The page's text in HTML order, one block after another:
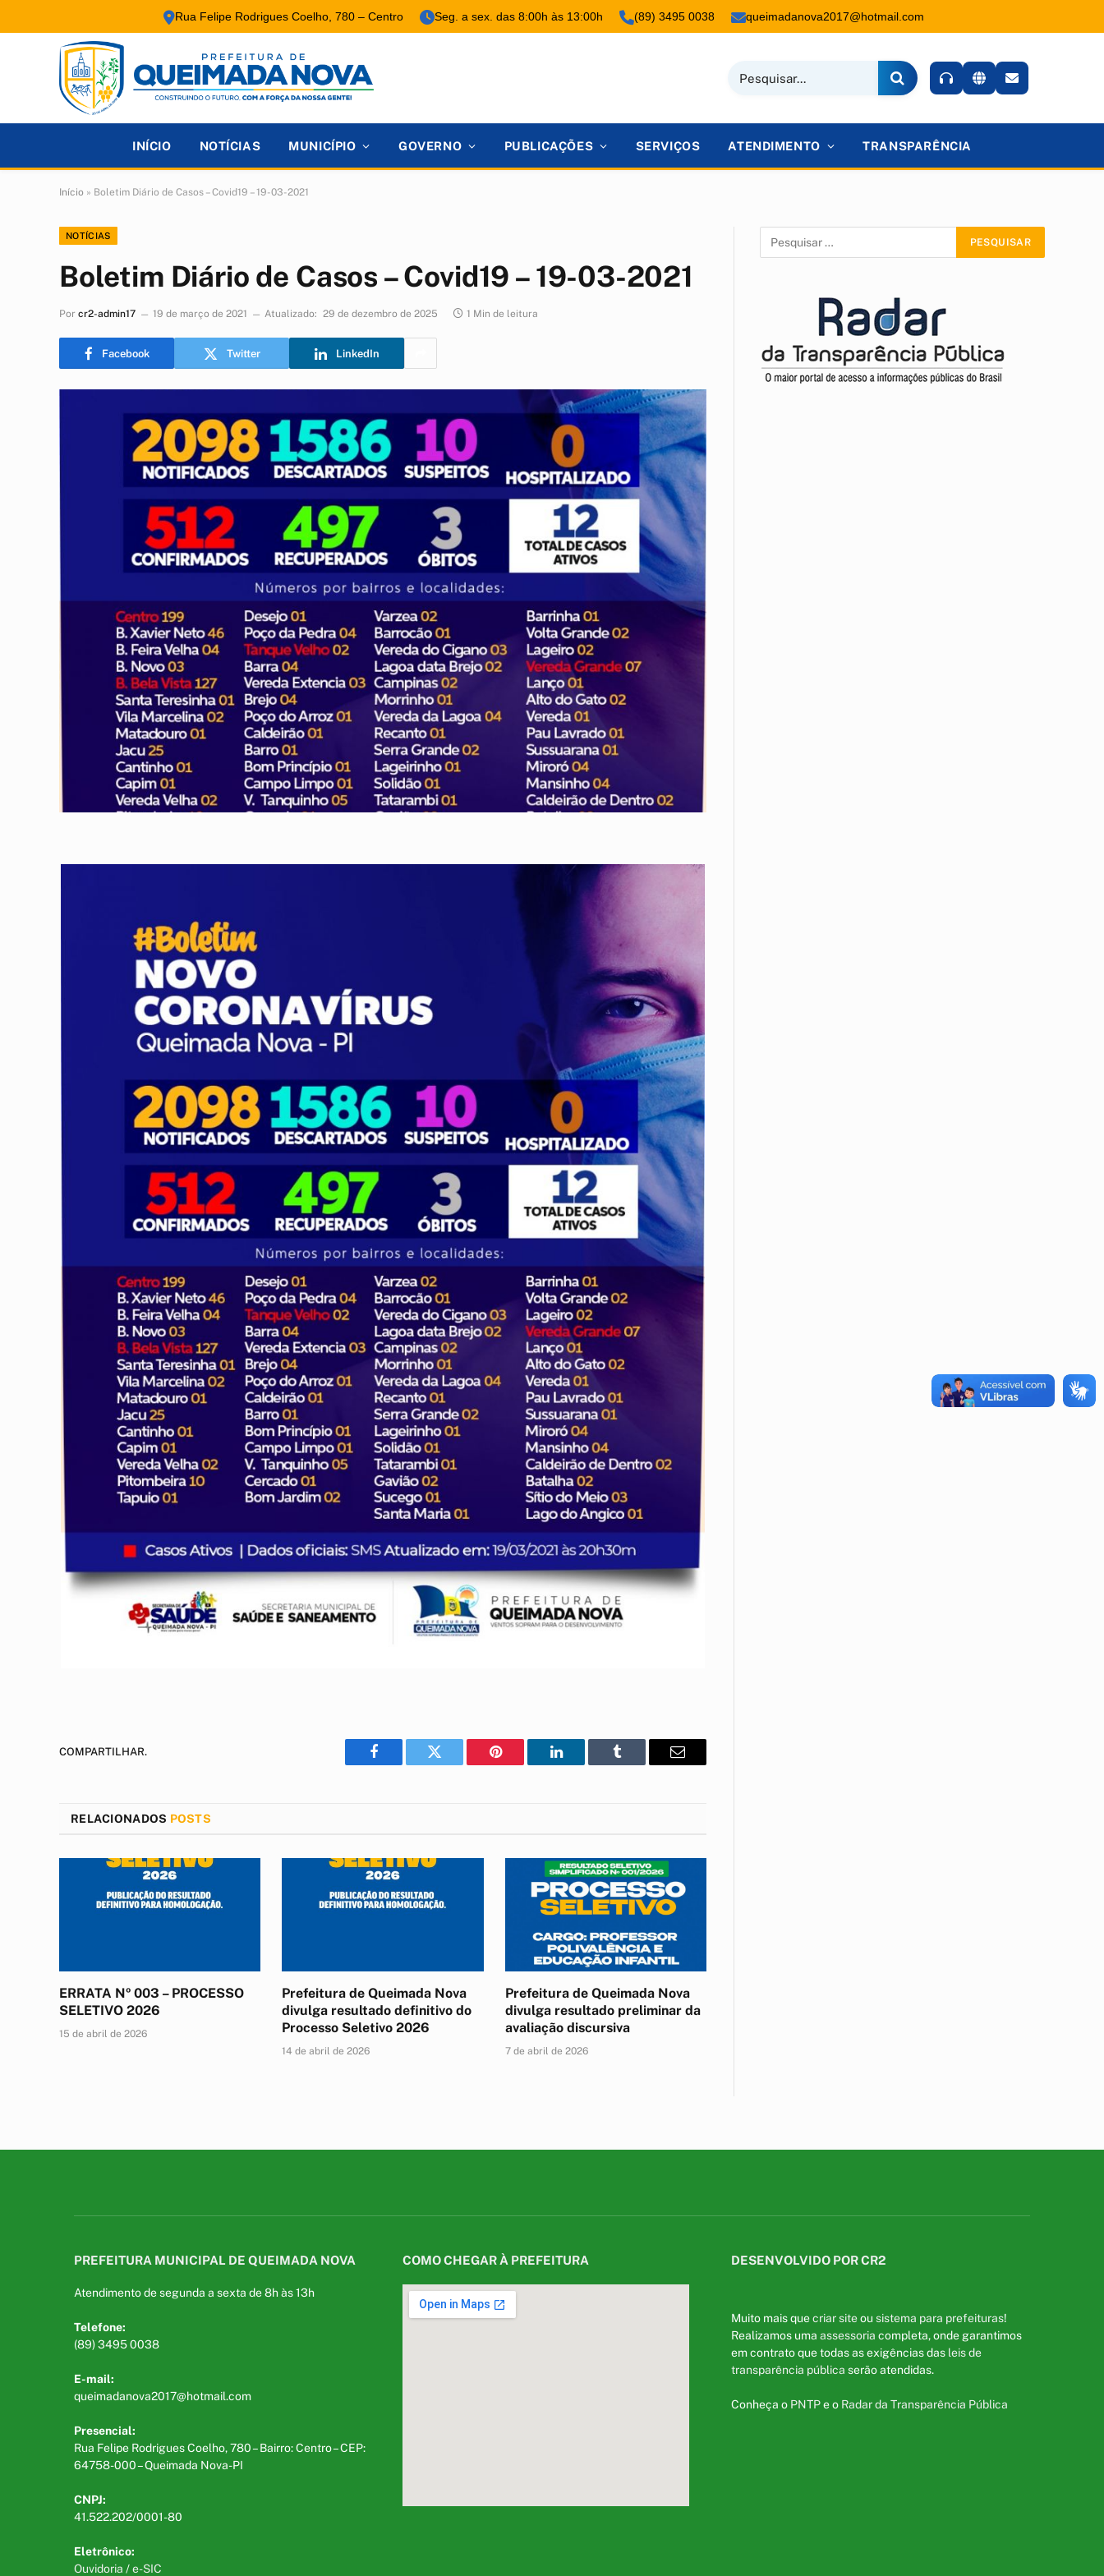
Rua Felipe Rodrigues Coelho, 780 – Centro Seg. a sex. das 8:00h às 13:00h (89) 3495 0038 queimadanova2017@hotmail.com
INÍCIO NOTÍCIAS MUNICÍPIO GOVERNO PUBLICAÇÕES SERVIÇOS ATENDIMENTO TRANSPARÊNCIA
Início » Boletim Diário de Casos – Covid19 – 19-03-2021
NOTÍCIAS
Boletim Diário de Casos – Covid19 – 19-03-2021
Por cr2-admin17 19 de março de 2021 Atualizado: 29 de dezembro de 2025 1 Min de leitura
Facebook Twitter LinkedIn
COMPARTILHAR.
Facebook Twitter Pinterest LinkedIn Tumblr
E-
RELACIONADOS POSTS
ERRATA Nº 003 – PROCESSO
SELETIVO 2026
15 de abril de 2026
Prefeitura de Queimada Nova
divulga resultado definitivo do
Processo Seletivo 2026
14 de abril de 2026
Prefeitura de Queimada Nova
divulga resultado preliminar da
avaliação discursiva
7 de abril de 2026
PREFEITURA MUNICIPAL DE QUEIMADA NOVA
Atendimento de segunda a sexta de 8h às 13h
Telefone:
(89) 3495 0038
E-mail:
queimadanova2017@hotmail.com
Presencial:
Rua Felipe Rodrigues Coelho, 780 – Bairro: Centro – CEP:
64758-000 – Queimada Nova-PI
CNPJ:
41.522.202/0001-80
Eletrônico:
Ouvidoria /e-SIC
COMO CHEGAR À PREFEITURA DESENVOLVIDO POR CR2
Muito mais quecriar siteou sistema para prefeituras!
Realizamos uma assessoria completa, onde garantimos
em contrato que todas as exigências das leis de
transparência pública serão atendidas.
Conheça o PNTPe o Radar da Transparência Pública